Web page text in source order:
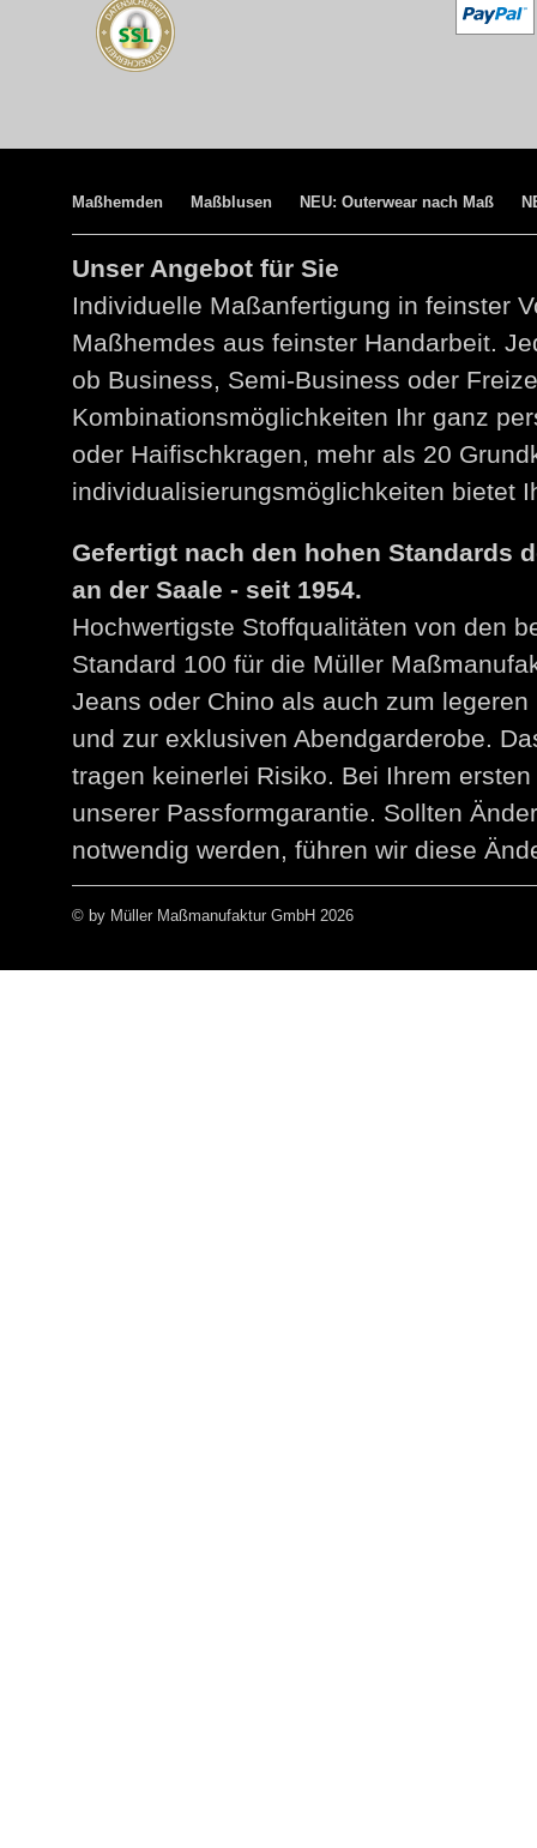
Maßhemden Maßblusen NEU: Outerwear nach Maß
Unser Angebot für Sie
Individuelle Maßanfertigung in feinster
Maßhemdes aus feinster Handarbeit.
ob Business, Semi-Business oder
Kombinationsmöglichkeiten Ihr ganz
oder Haifischkragen, mehr als 20
individualisierungsmöglichkeiten bietet
Gefertigt nach den hohen Standards
an der Saale - seit 1954.
Hochwertigste Stoffqualitäten von den
Standard 100 für die Müller
Jeans oder Chino als auch zum
und zur exklusiven Abendgarderobe.
tragen keinerlei Risiko. Bei Ihrem
unserer Passformgarantie. Sollten
notwendig werden, führen wir diese
© by Müller Maßmanufaktur GmbH 2026